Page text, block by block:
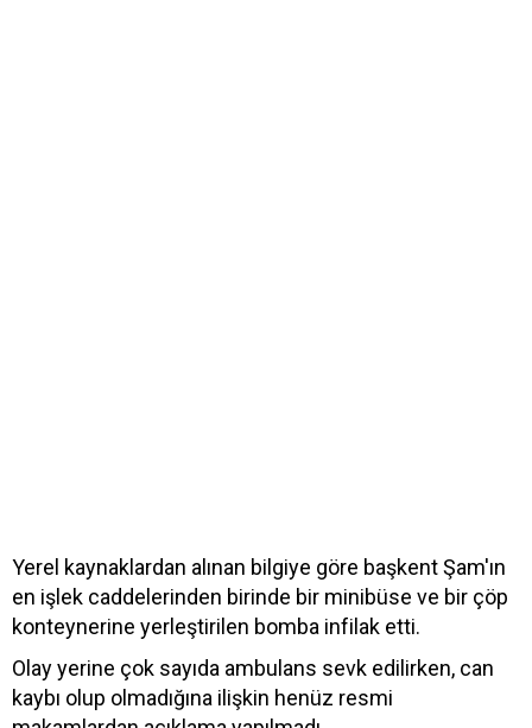
Yerel kaynaklardan alınan bilgiye göre başkent Şam'ın
en işlek caddelerinden birinde bir minibüse ve bir çöp
konteynerine yerleştirilen bomba infilak etti.
Olay yerine çok sayıda ambulans sevk edilirken, can
kaybı olup olmadığına ilişkin henüz resmi